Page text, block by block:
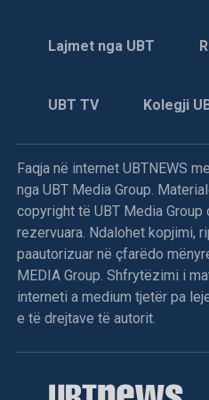
Lajmet nga UBT
UBT TV Kolegji
Faqja në internet UBTNEWS
nga UBT Media Group.
copyright të UBT Media
rezervuara. Ndalohet kopjimi,
paautorizuar në çfarëdo
MEDIA Group. Shfrytëzimi i
interneti a medium tjetër pa
e të drejtave të autorit.